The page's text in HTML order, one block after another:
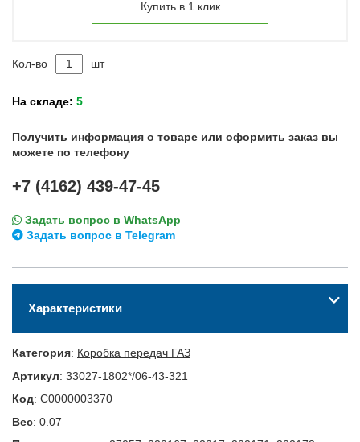
Купить в 1 клик
Кол-во шт
На складе: 5
Получить информация о товаре или оформить заказ вы
можете по телефону
+7 (4162) 439-47-45
Задать вопрос в WhatsApp
Задать вопрос в Telegram
Характеристики
Категория: Коробка передач ГАЗ
Артикул: 33027-1802*/06-43-321
Код: С0000003370
Вес: 0.07